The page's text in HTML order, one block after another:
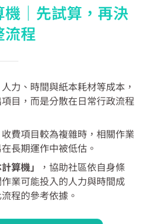
｜先試算，再決
程
力、時間與紙本耗材等成本，
目，而是分散在日常行政流程
費項目較為複雜時，相關作業
長期運作中被低估。
算機」
，協助社區依自身條
業可能投入的人力與時間成
程的參考依據。